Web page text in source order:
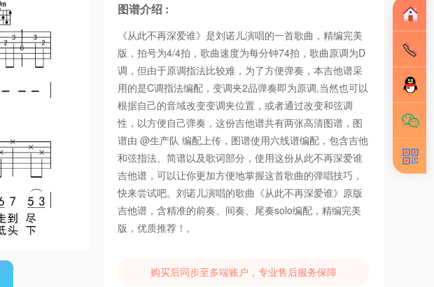
图谱介绍 :
《从此不再深爱谁》是刘诺儿演唱的一首歌曲，精编完美
版，拍号为4/4拍，歌曲速度为每分钟74拍，歌曲原调为D
调，但由于原调指法比较难，为了方便弹奏，本吉他谱采
用的是C调指法编配，变调夹2品弹奏即为原调,当然也可以
根据自己的音域改变变调夹位置，或者通过改变和弦调
性，以方便自己弹奏，这份吉他谱共有两张高清图谱，图
谱由 @生产队 编配上传，图谱使用六线谱编配，包含吉他
和弦指法、简谱以及歌词部分，使用这份从此不再深爱谁
吉他谱，可以让你更加方便地掌握这首歌曲的弹唱技巧，
快来尝试吧。刘诺儿演唱的歌曲《从此不再深爱谁》原版
吉他谱，含精准的前奏、间奏、尾奏solo编配，精编完美
版，优质推荐！。
购买后同步至多端账户，专业售后服务保障